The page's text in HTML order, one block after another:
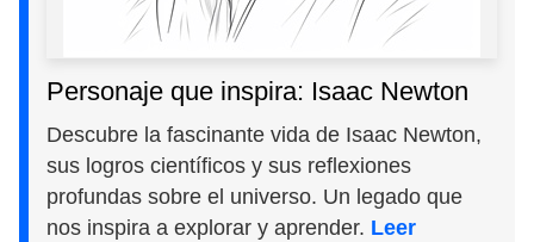
Personaje que inspira: Isaac Newton
Descubre la fascinante vida de Isaac Newton,
sus logros científicos y sus reflexiones
profundas sobre el universo. Un legado que
nos inspira a explorar y aprender. Leer